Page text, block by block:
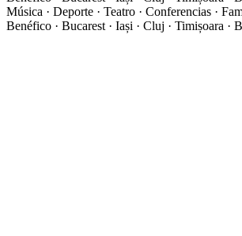
Música · Deporte · Teatro · Conferencias ·
Benéfico · Bucarest · Iași · Cluj · Timișoara ·